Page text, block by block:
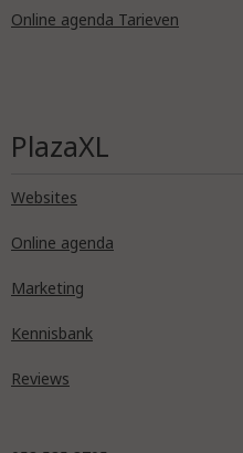
Online agenda Tarieven
PlazaXL
Websites
Online agenda
Marketing
Kennisbank
Reviews